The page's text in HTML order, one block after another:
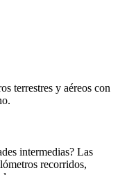
terrestres y aéreos con
intermedias? Las
recorridos,